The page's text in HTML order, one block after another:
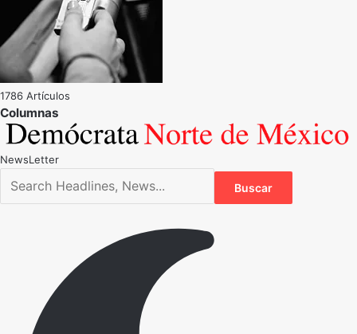
1786 Artículos
NewsLetter